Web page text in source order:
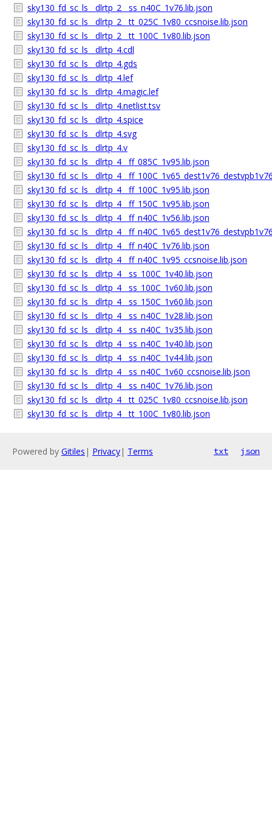
sky130_fd_sc_ls__dlrtp_2__ss_n40C_1v76.lib.json
sky130_fd_sc_ls__dlrtp_2__tt_025C_1v80_ccsnoise.lib.json
sky130_fd_sc_ls__dlrtp_2__tt_100C_1v80.lib.json
sky130_fd_sc_ls__dlrtp_4.cdl
sky130_fd_sc_ls__dlrtp_4.gds
sky130_fd_sc_ls__dlrtp_4.lef
sky130_fd_sc_ls__dlrtp_4.magic.lef
sky130_fd_sc_ls__dlrtp_4.netlist.tsv
sky130_fd_sc_ls__dlrtp_4.spice
sky130_fd_sc_ls__dlrtp_4.svg
sky130_fd_sc_ls__dlrtp_4.v
sky130_fd_sc_ls__dlrtp_4__ff_085C_1v95.lib.json
sky130_fd_sc_ls__dlrtp_4__ff_100C_1v95.lib.json
sky130_fd_sc_ls__dlrtp_4__ff_150C_1v95.lib.json
sky130_fd_sc_ls__dlrtp_4__ff_n40C_1v56.lib.json
sky130_fd_sc_ls__dlrtp_4__ff_n40C_1v76.lib.json
sky130_fd_sc_ls__dlrtp_4__ff_n40C_1v95_ccsnoise.lib.json
sky130_fd_sc_ls__dlrtp_4__ss_100C_1v40.lib.json
sky130_fd_sc_ls__dlrtp_4__ss_100C_1v60.lib.json
sky130_fd_sc_ls__dlrtp_4__ss_150C_1v60.lib.json
sky130_fd_sc_ls__dlrtp_4__ss_n40C_1v28.lib.json
sky130_fd_sc_ls__dlrtp_4__ss_n40C_1v35.lib.json
sky130_fd_sc_ls__dlrtp_4__ss_n40C_1v40.lib.json
sky130_fd_sc_ls__dlrtp_4__ss_n40C_1v44.lib.json
sky130_fd_sc_ls__dlrtp_4__ss_n40C_1v60_ccsnoise.lib.json
sky130_fd_sc_ls__dlrtp_4__ss_n40C_1v76.lib.json
sky130_fd_sc_ls__dlrtp_4__tt_025C_1v80_ccsnoise.lib.json
sky130_fd_sc_ls__dlrtp_4__tt_100C_1v80.lib.json
Powered by Gitiles | Privacy| Terms txt json